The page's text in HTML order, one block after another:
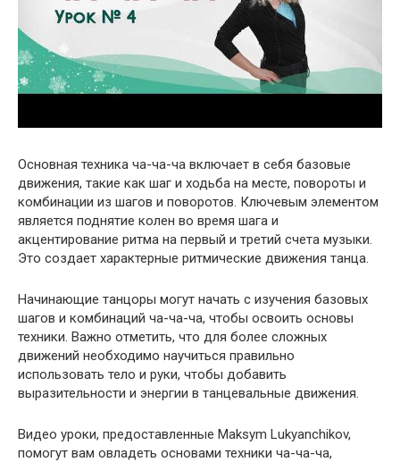
Основная техника ча-ча-ча включает в себя базовые
движения, такие как шаг и ходьба на месте, повороты и
комбинации из шагов и поворотов. Ключевым элементом
является поднятие колен во время шага и
акцентирование ритма на первый и третий счета музыки.
Это создает характерные ритмические движения танца.
Начинающие танцоры могут начать с изучения базовых
шагов и комбинаций ча-ча-ча, чтобы освоить основы
техники. Важно отметить, что для более сложных
движений необходимо научиться правильно
использовать тело и руки, чтобы добавить
выразительности и энергии в танцевальные движения.
Видео уроки, предоставленные Maksym Lukyanchikov,
помогут вам овладеть основами техники ча-ча-ча,